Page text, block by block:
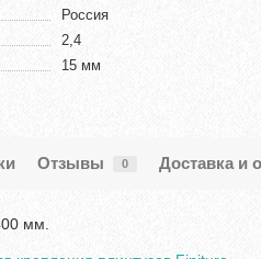
Россия
2,4
15 мм
Отзывы 0 Доставка и
мм.